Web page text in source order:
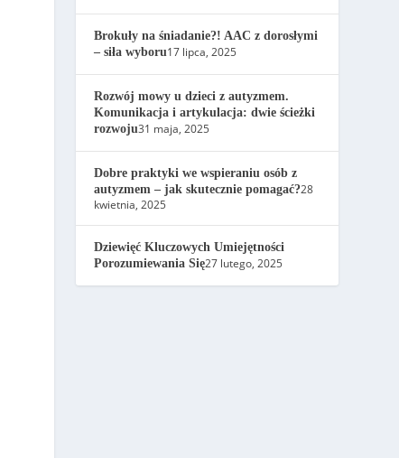
Brokuły na śniadanie?! AAC z dorosłymi
– siła wyboru17 lipca, 2025
Rozwój mowy u dzieci z autyzmem.
Komunikacja i artykulacja: dwie ścieżki
rozwoju31 maja, 2025
Dobre praktyki we wspieraniu osób z
autyzmem – jak skutecznie pomagać?28
kwietnia, 2025
Dziewięć Kluczowych Umiejętności
Porozumiewania Się27 lutego, 2025